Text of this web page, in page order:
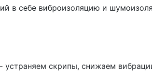
в себе виброизоляцию и
скрипы, снижаем